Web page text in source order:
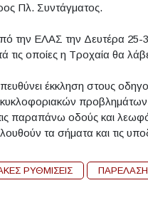
Πλ. Συντάγματος.
την ΕΛΑΣ την Δευτέρα 25-
τις οποίες η Τροχαία θα
έκκληση στους
παραπάνω οδούς και
τα σήματα και τις
ΡΥΘΜΙΣΕΙΣ ΠΑΡΕΛΑΣΗ